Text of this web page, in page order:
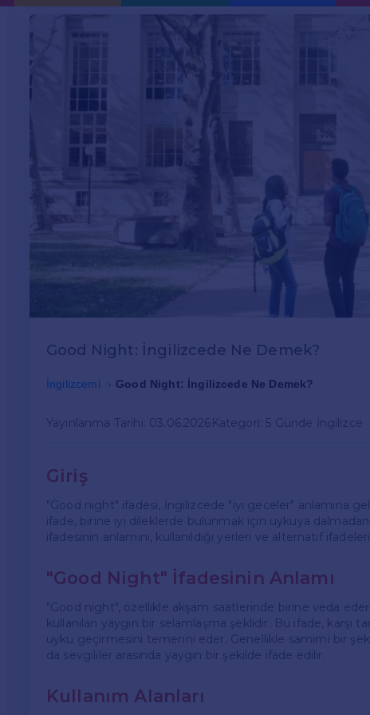
Good Night: İngilizcede Ne Demek?
İngilizcemi Good Night: İngilizcede Ne Demek?
Yayınlanma Tarihi: 03.06.2026 Kategori: 5 Günde İngilizce
Giriş
"Good night" ifadesi, İngilizcede "iyi geceler" anlamına
ifade, birine iyi dileklerde bulunmak için uykuya
ifadesinin anlamını, kullanıldığı yerleri ve alternatif
"Good Night" İfadesinin Anlamı
"Good night", özellikle akşam saatlerinde birine veda
kullanılan yaygın bir selamlaşma şeklidir. Bu ifade, karşı
uyku geçirmesini temenni eder. Genellikle samimi bir
da sevgililer arasında yaygın bir şekilde ifade edilir.
Kullanım Alanları